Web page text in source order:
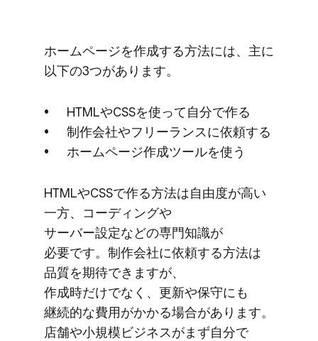
ホームページを​作成する​方​法には、​主に​
以下の​3つが​あります。
HTMLや​CSSを​使って​自分で​作る
制作会社や​フリーランスに​依頼する
ホームページ作成ツールを​使う
HTMLや​CSSで​作る​方​法は​自由度が​高い​
一方、​コーディングや​
サーバー設定などの​専門知識が​
必要です。​制作会社に​依頼する​方​法は​
品質を​期待できますが、​
作成時だけでなく、​更新や​保守にも​
継続的な​費用が​かかる​場合が​あります。
店舗や​小規模ビジネスが​まず​自分で​